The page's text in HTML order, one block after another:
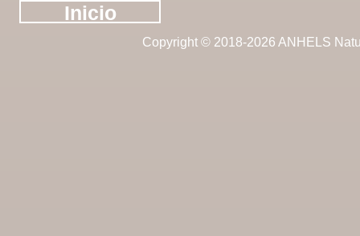
Inicio
Copyright © 2018-2026 ANHELS